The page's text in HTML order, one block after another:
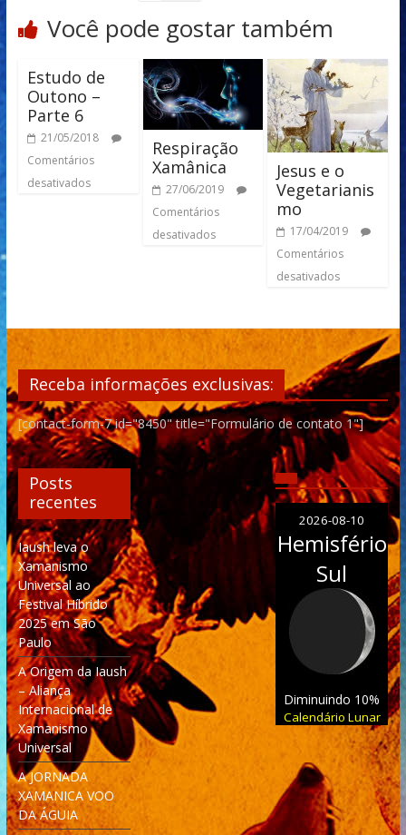
Você pode gostar também
Estudo de
Outono –
Parte 6
21/05/2018
Comentários
desativados
Respiração
Xamânica
27/06/2019
Comentários
desativados
Jesus e o
Vegetarianis
mo
17/04/2019
Comentários
desativados
Receba informações exclusivas:
[contact-form-7 id="8450" title="Formulário de contato 1"]
Posts
recentes
Iaush leva o
Xamanismo
Universal ao
Festival Híbrido
2025 em São
Paulo
A Origem da Iaush
– Aliança
Internacional de
Xamanismo
Universal
A JORNADA
XAMANICA VOO
DA ÁGUIA
2026-08-10
Hemisfério
Sul
Diminuindo 10%
Calendário Lunar